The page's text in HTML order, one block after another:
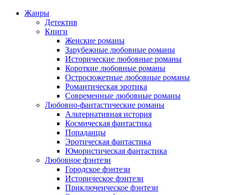
Жанры
Детектив
Книги
Женские романы
Зарубежные любовные романы
Исторические любовные романы
Короткие любовные романы
Остросюжетные любовные романы
Романтическая эротика
Современные любовные романы
Любовно-фантастические романы
Альтернативная история
Космическая фантастика
Попаданцы
Эротическая фантастика
Юмористическая фантастика
Любовное фэнтези
Городское фэнтези
Историческое фэнтези
Приключенческое фэнтези